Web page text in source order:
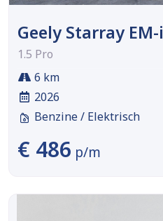
Geely Starray EM-i
1.5 Pro
6 km
2026
Benzine / Elektrisch
€ 486 p/m